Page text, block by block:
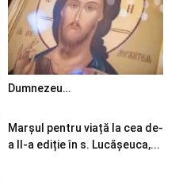
Dumnezeu…
Marșul pentru viață la cea de-
a II-a ediție în s. Lucășeuca,...